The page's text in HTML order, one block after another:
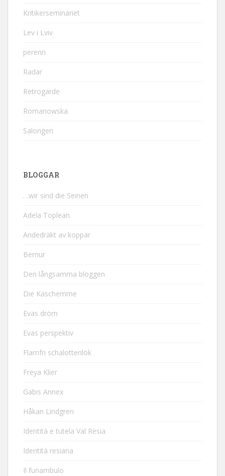
Kritikerseminariet
Lev i Lviv
perenn
Radar
Retrogarde
Romanowska
Salongen
BLOGGAR
…wir sind die Seinen
Adela Toplean
Andedräkt av koppar
Bernur
Den långsamma bloggen
Die Kaschemme
Evas dröm
Evas perspektiv
Flarnfri schalottenlök
Freya Klier
Gabis Annex
Håkan Lindgren
Identità e tutela Val Resia
Identità resiana
Il funambulo